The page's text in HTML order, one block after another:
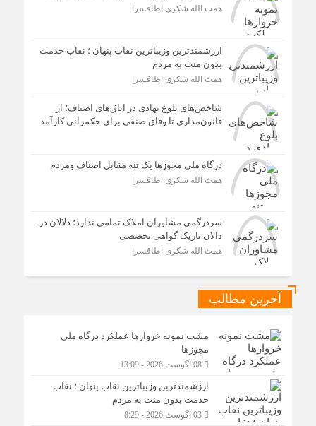
همت الله شکری اطاقسرا
ارزشمندترین وزیباترین نقاب پنهان ؛ نقاب خدمت
بدون منت به مردم
همت الله شکری اطاقسرا
شاخص‌های بلوغ نهادی در اتاق‌های اصناف؛ از
قانون‌مداری تا وفاق صنفی برای حکمرانی کارآمد
درگاه ملی مجوزها یک تنه مقابل اصناف ومردم
همت الله شکری اطاقسرا
سردرگمی مشاوران املاک تمامی ندارد؛ دلالان در
دالان تاریک گواهی تخصصی
همت الله شکری اطاقسرا
آخرین مطالب
مشت نمونه خروارها عملکرد درگاه ملی
مجوزها
08 آگوست 2026 - 13:09
ارزشمندترین وزیباترین نقاب پنهان ؛ نقاب
خدمت بدون منت به مردم
03 آگوست 2026 - 8:29